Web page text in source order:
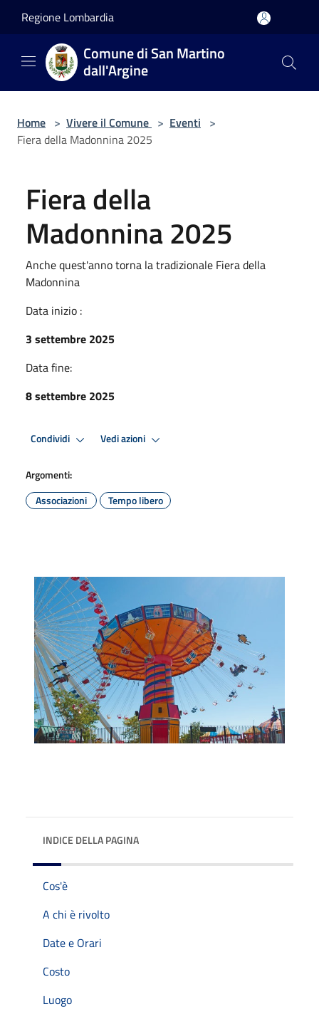
Regione Lombardia
Comune di San Martino
dall'Argine
Home > Vivere il Comune > Eventi >
Fiera della Madonnina 2025
Fiera della
Madonnina 2025
Anche quest'anno torna la tradizionale Fiera della
Madonnina
Data inizio :
3 settembre 2025
Data fine:
8 settembre 2025
Condividi Vedi azioni
Argomenti:
Associazioni
Tempo libero
INDICE DELLA PAGINA
Cos'è
A chi è rivolto
Date e Orari
Costo
Luogo